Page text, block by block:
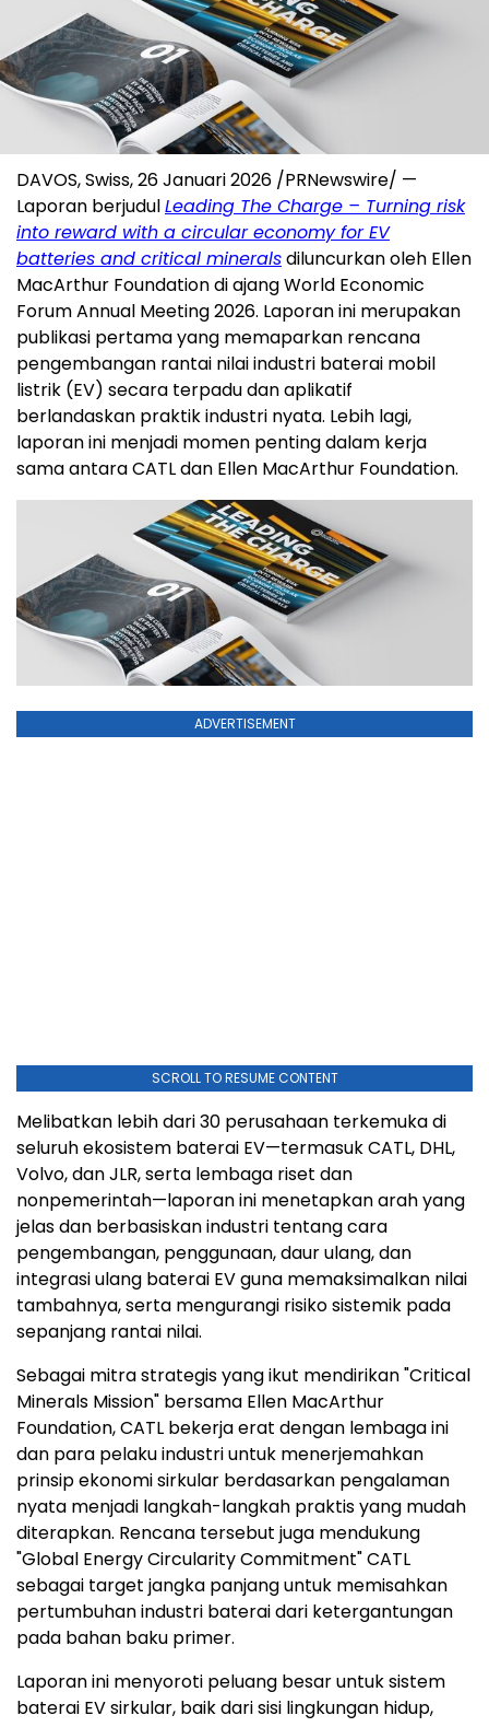
DAVOS, Swiss, 26 Januari 2026 /PRNewswire/ —
Laporan berjudulLeading The Charge – Turning risk
into reward with a circular economy for EV
batteries and critical mineralsdiluncurkan oleh Ellen
MacArthur Foundation di ajang World Economic
Forum Annual Meeting 2026. Laporan ini merupakan
publikasi pertama yang memaparkan rencana
pengembangan rantai nilai industri baterai mobil
listrik (EV) secara terpadu dan aplikatif
berlandaskan praktik industri nyata. Lebih lagi,
laporan ini menjadi momen penting dalam kerja
sama antara CATL dan Ellen MacArthur Foundation.
ADVERTISEMENT
SCROLL TO RESUME CONTENT
Melibatkan lebih dari 30 perusahaan terkemuka di
seluruh ekosistem baterai EV—termasuk CATL, DHL,
Volvo, dan JLR, serta lembaga riset dan
nonpemerintah—laporan ini menetapkan arah yang
jelas dan berbasiskan industri tentang cara
pengembangan, penggunaan, daur ulang, dan
integrasi ulang baterai EV guna memaksimalkan nilai
tambahnya, serta mengurangi risiko sistemik pada
sepanjang rantai nilai.
Sebagai mitra strategis yang ikut mendirikan "Critical
Minerals Mission" bersama Ellen MacArthur
Foundation, CATL bekerja erat dengan lembaga ini
dan para pelaku industri untuk menerjemahkan
prinsip ekonomi sirkular berdasarkan pengalaman
nyata menjadi langkah-langkah praktis yang mudah
diterapkan. Rencana tersebut juga mendukung
"Global Energy Circularity Commitment" CATL
sebagai target jangka panjang untuk memisahkan
pertumbuhan industri baterai dari ketergantungan
pada bahan baku primer.
Laporan ini menyoroti peluang besar untuk sistem
baterai EV sirkular, baik dari sisi lingkungan hidup,